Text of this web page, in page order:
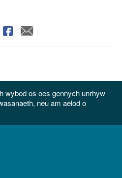
wybod os oes gennych unrhyw
neu am aelod o